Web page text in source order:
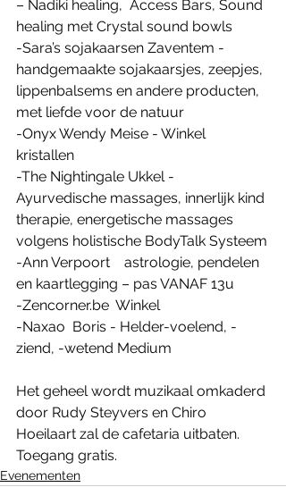
– Nadiki healing,  Access Bars, Sound
healing met Crystal sound bowls
-Sara’s sojakaarsen Zaventem -
handgemaakte sojakaarsjes, zeepjes,
lippenbalsems en andere producten,
met liefde voor de natuur
-Onyx Wendy Meise - Winkel
kristallen
-The Nightingale Ukkel -
Ayurvedische massages, innerlijk kind
therapie, energetische massages
volgens holistische BodyTalk Systeem
-Ann Verpoort    astrologie, pendelen
en kaartlegging – pas VANAF 13u
-Zencorner.be  Winkel
-Naxao  Boris - Helder-voelend, -
ziend, -wetend Medium
Het geheel wordt muzikaal omkaderd
door Rudy Steyvers en Chiro
Hoeilaart zal de cafetaria uitbaten.
Toegang gratis.
Evenementen